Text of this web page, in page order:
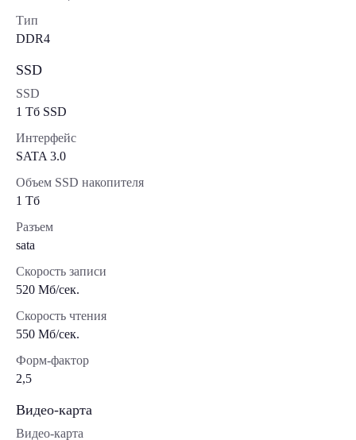
Тип
DDR4
SSD
SSD
1 Tб SSD
Интерфейс
SATA 3.0
Объем SSD накопителя
1 Тб
Разъем
sata
Скорость записи
520 Мб/сек.
Скорость чтения
550 Мб/сек.
Форм-фактор
2,5
Видео-карта
Видео-карта